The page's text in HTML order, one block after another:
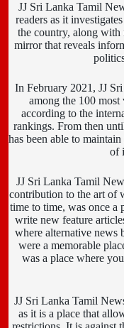
JJ Sri Lanka Tamil
readers as it
the country, along with
mirror that reveals
In February 2021, JJ
among the 100
according to the
rankings. From then
has been able to
of
JJ Sri Lanka Tamil
contribution to the art of
time to time, was once a
write new feature
where alternative news
were a memorable
was a place where
JJ Sri Lanka Tamil
as it is a place that